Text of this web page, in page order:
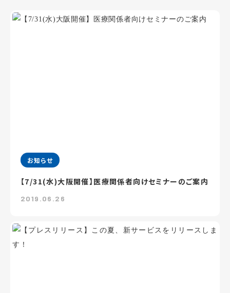
お知らせ
【7/31(水)大阪開催】医療関係者向けセミナーのご案内
2019.06.26